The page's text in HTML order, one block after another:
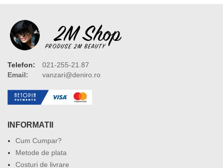
Telefon:
021-255-21.87
Email:
vanzari@deniro.ro
INFORMATII
Cum Cumpar?
Metode de plata
Costuri de livrare